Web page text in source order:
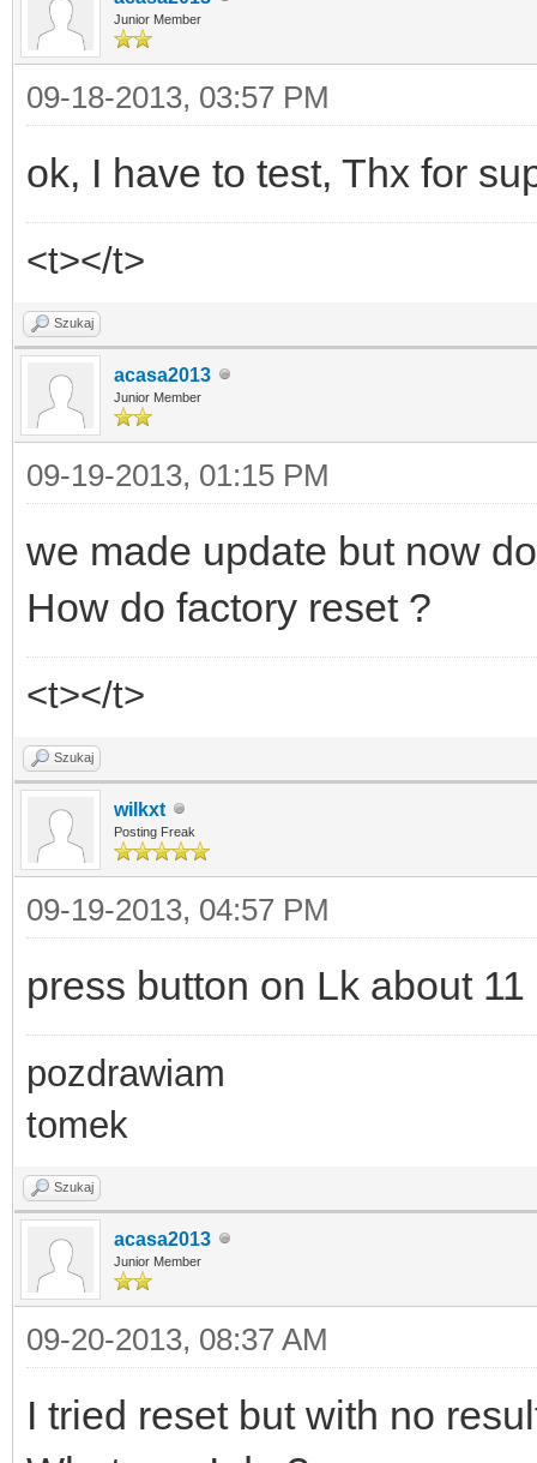
Junior Member
09-18-2013, 03:57 PM
ok, I have to test, Thx for
<t></t>
Szukaj
acasa2013
Junior Member
09-19-2013, 01:15 PM
we made update but now
How do factory reset ?
<t></t>
Szukaj
wilkxt
Posting Freak
09-19-2013, 04:57 PM
press button on Lk about
pozdrawiam
tomek
Szukaj
acasa2013
Junior Member
09-20-2013, 08:37 AM
I tried reset but with no